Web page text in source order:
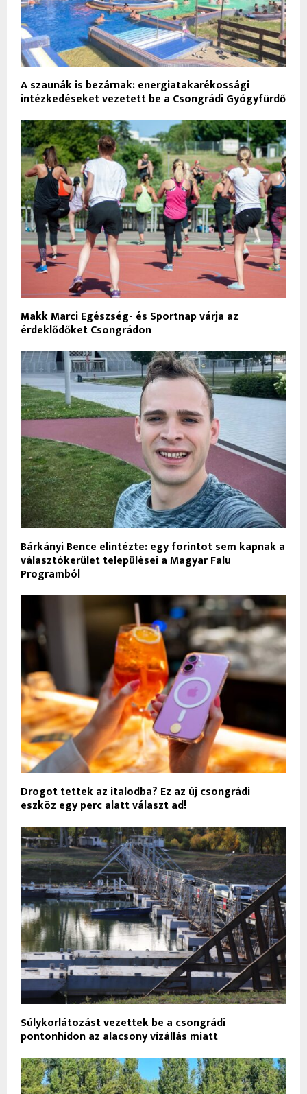
A szaunák is bezárnak: energiatakarékossági
intézkedéseket vezetett be a Csongrádi Gyógyfürdő
Makk Marci Egészség- és Sportnap várja az
érdeklődőket Csongrádon
Bárkányi Bence elintézte: egy forintot sem kapnak a
választókerület települései a Magyar Falu
Programból
Drogot tettek az italodba? Ez az új csongrádi
eszköz egy perc alatt választ ad!
Súlykorlátozást vezettek be a csongrádi
pontonhídon az alacsony vízállás miatt